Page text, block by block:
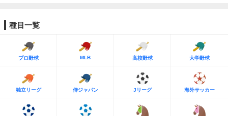
種目一覧
プロ野球 MLB 高校野球 大学野球
独立リーグ 侍ジャパン Jリーグ 海外サッカー